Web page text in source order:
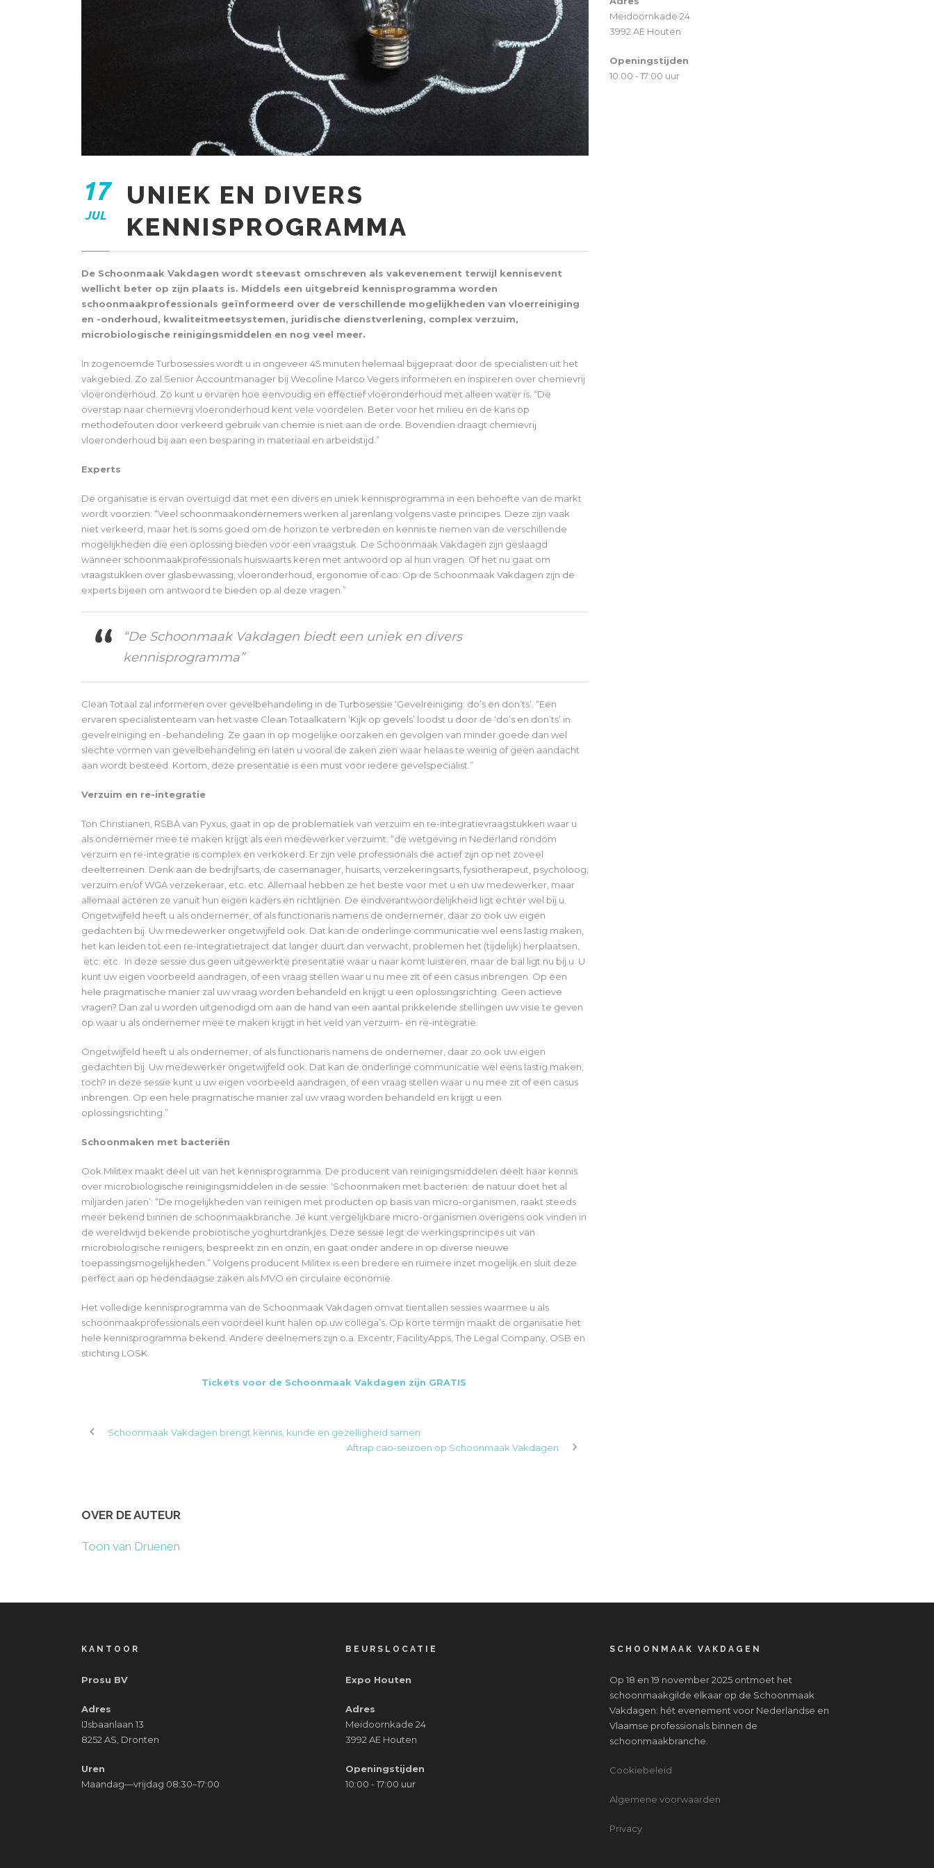
17
JUL
UNIEK EN DIVERS
KENNISPROGRAMMA
De Schoonmaak Vakdagen wordt steevast omschreven als vakevenement terwijl kennisevent
wellicht beter op zijn plaats is. Middels een uitgebreid kennisprogramma worden
schoonmaakprofessionals geïnformeerd over de verschillende mogelijkheden van vloerreiniging
en -onderhoud, kwaliteitmeetsystemen, juridische dienstverlening, complex verzuim,
microbiologische reinigingsmiddelen en nog veel meer.
In zogenoemde Turbosessies wordt u in ongeveer 45 minuten helemaal bijgepraat door de specialisten uit het
vakgebied. Zo zal Senior Accountmanager bij Wecoline Marco Vegers informeren en inspireren over chemievrij
vloeronderhoud. Zo kunt u ervaren hoe eenvoudig en effectief vloeronderhoud met alleen water is. “De
overstap naar chemievrij vloeronderhoud kent vele voordelen. Beter voor het milieu en de kans op
methodefouten door verkeerd gebruik van chemie is niet aan de orde. Bovendien draagt chemievrij
vloeronderhoud bij aan een besparing in materiaal en arbeidstijd.”
Experts
De organisatie is ervan overtuigd dat met een divers en uniek kennisprogramma in een behoefte van de markt
wordt voorzien: “Veel schoonmaakondernemers werken al jarenlang volgens vaste principes. Deze zijn vaak
niet verkeerd, maar het is soms goed om de horizon te verbreden en kennis te nemen van de verschillende
mogelijkheden die een oplossing bieden voor een vraagstuk. De Schoonmaak Vakdagen zijn geslaagd
wanneer schoonmaakprofessionals huiswaarts keren met antwoord op al hun vragen. Of het nu gaat om
vraagstukken over glasbewassing, vloeronderhoud, ergonomie of cao. Op de Schoonmaak Vakdagen zijn de
experts bijeen om antwoord te bieden op al deze vragen.”
“De Schoonmaak Vakdagen biedt een uniek en divers
kennisprogramma”
Clean Totaal zal informeren over gevelbehandeling in de Turbosessie ‘Gevelreiniging: do’s en don’ts’. “Een
ervaren specialistenteam van het vaste Clean Totaalkatern ‘Kijk op gevels’ loodst u door de ‘do’s en don’ts’ in
gevelreiniging en -behandeling. Ze gaan in op mogelijke oorzaken en gevolgen van minder goede dan wel
slechte vormen van gevelbehandeling en laten u vooral de zaken zien waar helaas te weinig of geen aandacht
aan wordt besteed. Kortom, deze presentatie is een must voor iedere gevelspecialist.”
Verzuim en re-integratie
Ton Christianen, RSBA van Pyxus, gaat in op de problematiek van verzuim en re-integratievraagstukken waar u
als ondernemer mee te maken krijgt als een medewerker verzuimt. “de wetgeving in Nederland rondom
verzuim en re-integratie is complex en verkokerd. Er zijn vele professionals die actief zijn op net zoveel
deelterreinen. Denk aan de bedrijfsarts, de casemanager, huisarts, verzekeringsarts, fysiotherapeut, psycholoog,
verzuim en/of WGA verzekeraar, etc. etc. Allemaal hebben ze het beste voor met u en uw medewerker, maar
allemaal acteren ze vanuit hun eigen kaders en richtlijnen. De eindverantwoordelijkheid ligt echter wel bij u.
Ongetwijfeld heeft u als ondernemer, of als functionaris namens de ondernemer, daar zo ook uw eigen
gedachten bij. Uw medewerker ongetwijfeld ook. Dat kan de onderlinge communicatie wel eens lastig maken,
het kan leiden tot een re-integratietraject dat langer duurt dan verwacht, problemen het (tijdelijk) herplaatsen,
etc. etc. In deze sessie dus geen uitgewerkte presentatie waar u naar komt luisteren, maar de bal ligt nu bij u. U
kunt uw eigen voorbeeld aandragen, of een vraag stellen waar u nu mee zit of een casus inbrengen. Op een
hele pragmatische manier zal uw vraag worden behandeld en krijgt u een oplossingsrichting. Geen actieve
vragen? Dan zal u worden uitgenodigd om aan de hand van een aantal prikkelende stellingen uw visie te geven
op waar u als ondernemer mee te maken krijgt in het veld van verzuim- en re-integratie.
Ongetwijfeld heeft u als ondernemer, of als functionaris namens de ondernemer, daar zo ook uw eigen
gedachten bij. Uw medewerker ongetwijfeld ook. Dat kan de onderlinge communicatie wel eens lastig maken,
toch? In deze sessie kunt u uw eigen voorbeeld aandragen, of een vraag stellen waar u nu mee zit of een casus
inbrengen. Op een hele pragmatische manier zal uw vraag worden behandeld en krijgt u een
oplossingsrichting.”
Schoonmaken met bacteriën
Ook Militex maakt deel uit van het kennisprogramma. De producent van reinigingsmiddelen deelt haar kennis
over microbiologische reinigingsmiddelen in de sessie: ‘Schoonmaken met bacteriën: de natuur doet het al
miljarden jaren’: “De mogelijkheden van reinigen met producten op basis van micro-organismen, raakt steeds
meer bekend binnen de schoonmaakbranche. Je kunt vergelijkbare micro-organismen overigens ook vinden in
de wereldwijd bekende probiotische yoghurtdrankjes. Deze sessie legt de werkingsprincipes uit van
microbiologische reinigers, bespreekt zin en onzin, en gaat onder andere in op diverse nieuwe
toepassingsmogelijkheden.” Volgens producent Militex is een bredere en ruimere inzet mogelijk en sluit deze
perfect aan op hedendaagse zaken als MVO en circulaire economie.
Het volledige kennisprogramma van de Schoonmaak Vakdagen omvat tientallen sessies waarmee u als
schoonmaakprofessionals een voordeel kunt halen op uw collega’s. Op korte termijn maakt de organisatie het
hele kennisprogramma bekend. Andere deelnemers zijn o.a. Excentr, FacilityApps, The Legal Company, OSB en
stichting LOSK.
Tickets voor de Schoonmaak Vakdagen zijn GRATIS
Schoonmaak Vakdagen brengt kennis, kunde en gezelligheid samen
Aftrap cao-seizoen op Schoonmaak Vakdagen
OVER DE AUTEUR
Toon van Druenen
Meidoornkade 24
3992 AE Houten
Openingstijden
10:00 - 17:00 uur
KANTOOR
Prosu BV
Adres
IJsbaanlaan 13
8252 AS, Dronten
Uren
Maandag—vrijdag 08:30–17:00
BEURSLOCATIE
Expo Houten
Adres
Meidoornkade 24
3992 AE Houten
Openingstijden
10:00 - 17:00 uur
SCHOONMAAK VAKDAGEN
Op 18 en 19 november 2025 ontmoet het
schoonmaakgilde elkaar op de Schoonmaak
Vakdagen: hét evenement voor Nederlandse en
Vlaamse professionals binnen de
schoonmaakbranche.
Cookiebeleid
Algemene voorwaarden
Privacy